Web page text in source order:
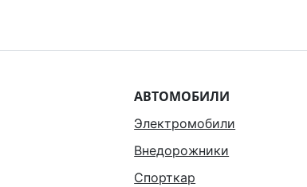
АВТОМОБИЛИ
Электромобили
Внедорожники
Спорткар